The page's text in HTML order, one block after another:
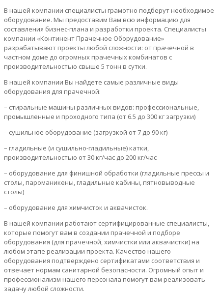
В нашей компании специалисты грамотно подберут необходимое
оборудование. Мы предоставим Вам всю информацию для
составления бизнес-плана и разработки проекта. Специалисты
компании «Континент Прачечное Оборудование»
разрабатывают проекты любой сложности: от прачечной в
частном доме до огромных прачечных комбинатов с
производительностью свыше 5 тонн в сутки.
В нашей компании Вы найдете самые различные виды
оборудования для прачечной:
– стиральные машины различных видов: профессиональные,
промышленные и проходного типа (от 6.5 до 300 кг загрузки)
– сушильное оборудование (загрузкой от 7 до 90 кг)
– гладильные (и сушильно-гладильные) катки,
производительностью от 30 кг/час до 200 кг/час
– оборудование для финишной обработки (гладильные прессы и
столы, пароманикены, гладильные кабины, пятновыводные
столы)
– оборудование для химчисток и аквачисток.
В нашей компании работают сертифицированные специалисты,
которые помогут вам в создании прачечной и подборе
оборудования (для прачечной, химчистки или аквачистки) на
любом этапе реализации проекта. Качество нашего
оборудования подтверждено сертификатами соответствия и
отвечает нормам санитарной безопасности. Огромный опыт и
профессионализм нашего персонала помогут вам реализовать
задачу любой сложности.